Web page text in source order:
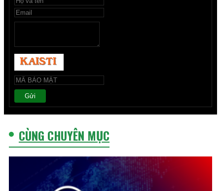
Gửi
CÙNG CHUYÊN MỤC